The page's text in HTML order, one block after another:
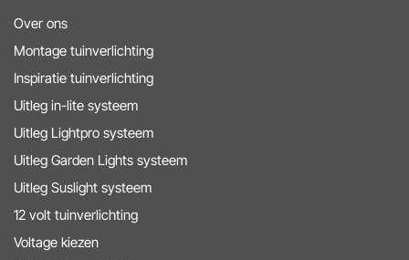
Over ons
Montage tuinverlichting
Inspiratie tuinverlichting
Uitleg in-lite systeem
Uitleg Lightpro systeem
Uitleg Garden Lights systeem
Uitleg Suslight systeem
12 volt tuinverlichting
Voltage kiezen